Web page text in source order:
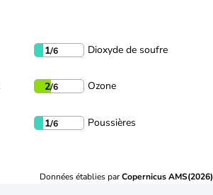
1/6 Dioxyde de soufre
2/6 Ozone
1/6 Poussières
Données établies parCopernicus AMS(2026)